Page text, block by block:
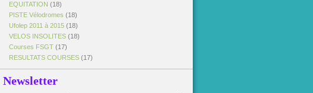
EQUITATION (18)
PISTE Vélodromes (18)
Ufolep 2011 à 2015 (18)
VELOS INSOLITES (18)
Courses FSGT (17)
RESULTATS COURSES (17)
Newsletter